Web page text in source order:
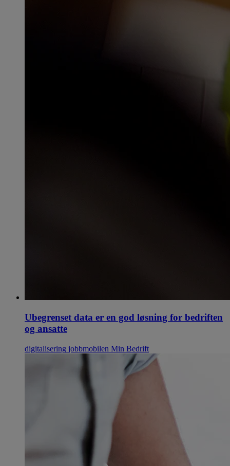
Ubegrenset data er en god løsning for bedriften
og ansatte
digitalisering jobbmobilen Min Bedrift